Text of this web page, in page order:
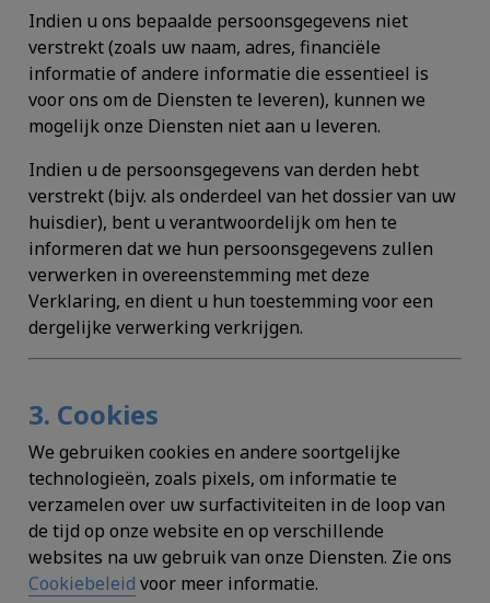
Indien u ons bepaalde persoonsgegevens niet
verstrekt (zoals uw naam, adres, financiële
informatie of andere informatie die essentieel is
voor ons om de Diensten te leveren), kunnen we
mogelijk onze Diensten niet aan u leveren.
Indien u de persoonsgegevens van derden hebt
verstrekt (bijv. als onderdeel van het dossier van uw
huisdier), bent u verantwoordelijk om hen te
informeren dat we hun persoonsgegevens zullen
verwerken in overeenstemming met deze
Verklaring, en dient u hun toestemming voor een
dergelijke verwerking verkrijgen.
3. Cookies
We gebruiken cookies en andere soortgelijke
technologieën, zoals pixels, om informatie te
verzamelen over uw surfactiviteiten in de loop van
de tijd op onze website en op verschillende
websites na uw gebruik van onze Diensten. Zie ons
Cookiebeleid voor meer informatie.